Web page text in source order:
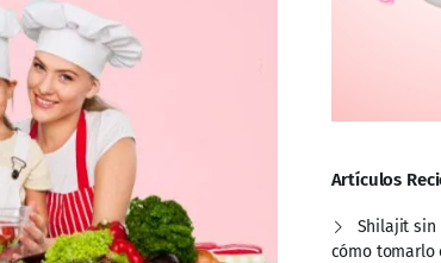
Artículos
Shilajit sin
cómo tomarlo